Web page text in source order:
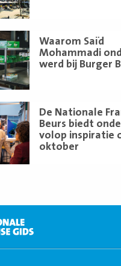
Waarom Saïd
Mohammadi
werd bij Burger
De Nationale
Beurs biedt
volop inspiratie
oktober